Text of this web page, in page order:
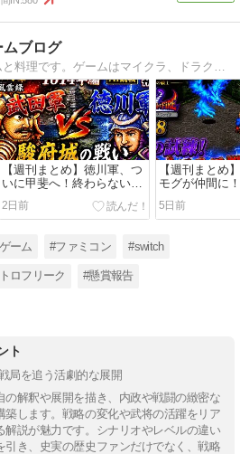
ムブログ
趣味は音楽鑑賞とゲームと料理です。ゲームはマイクラ、ドラクエ、ゼルダの伝説、妖怪ウオッチ、どうぶつの森、ポケモン、牧場物語にハマってます。クローン病を患っていますが楽しく明るく生活しています。現在はウサギのプッチと二人で暮らしています。
【週刊まとめ】徳川軍、つ
いに甲斐へ！終わらない武
田との死闘と世代交代｜信
長の野望 武将風雲録 AI観
2日前
【週刊まとめ
モグが仲間に
戦いはいよい
レスオブファ
5日前
ーム #ファミコン #switch
ロフリーク #懸賞報告
ト
局を追う活劇的な展開
の解釈や展開を描き、内政や戦闘の緻密な
します。戦略の変化や武将の活躍をリア
解説が魅力です。シナリオやレベルの違い
引き、史実の歴史ファンだけでなく、戦略